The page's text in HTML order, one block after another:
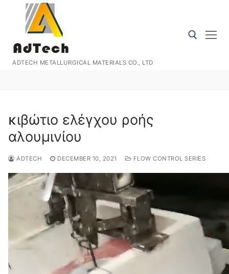
content
ADTECH METALLURGICAL MATERIALS CO., LTD
κιβώτιο ελέγχου ροής
αλουμινίου
ADTECH DECEMBER 10, 2021 FLOW CONTROL SERIES